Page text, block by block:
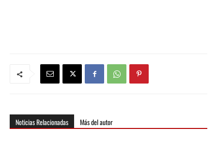
Noticias Relacionadas Más del autor